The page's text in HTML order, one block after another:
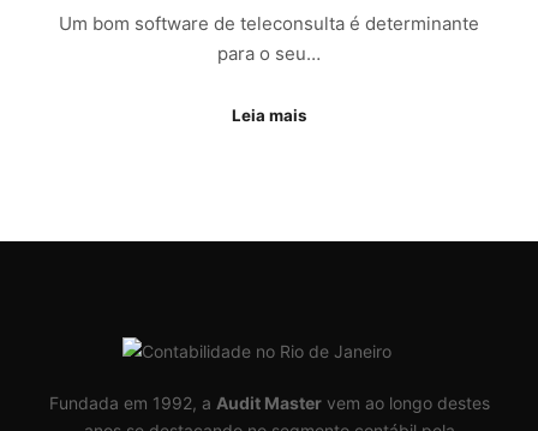
Um bom software de teleconsulta é determinante
para o seu…
Leia mais
Fundada em 1992, a Audit Mastervem ao longo destes